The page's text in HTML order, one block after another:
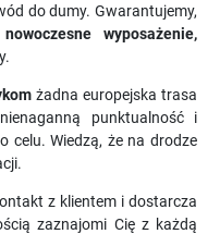
do dumy. Gwarantujemy,
wyposażenie,
żadna europejska trasa
punktualność i
celu. Wiedzą, że na drodze
z klientem i dostarcza
zaznajomi Cię z każdą